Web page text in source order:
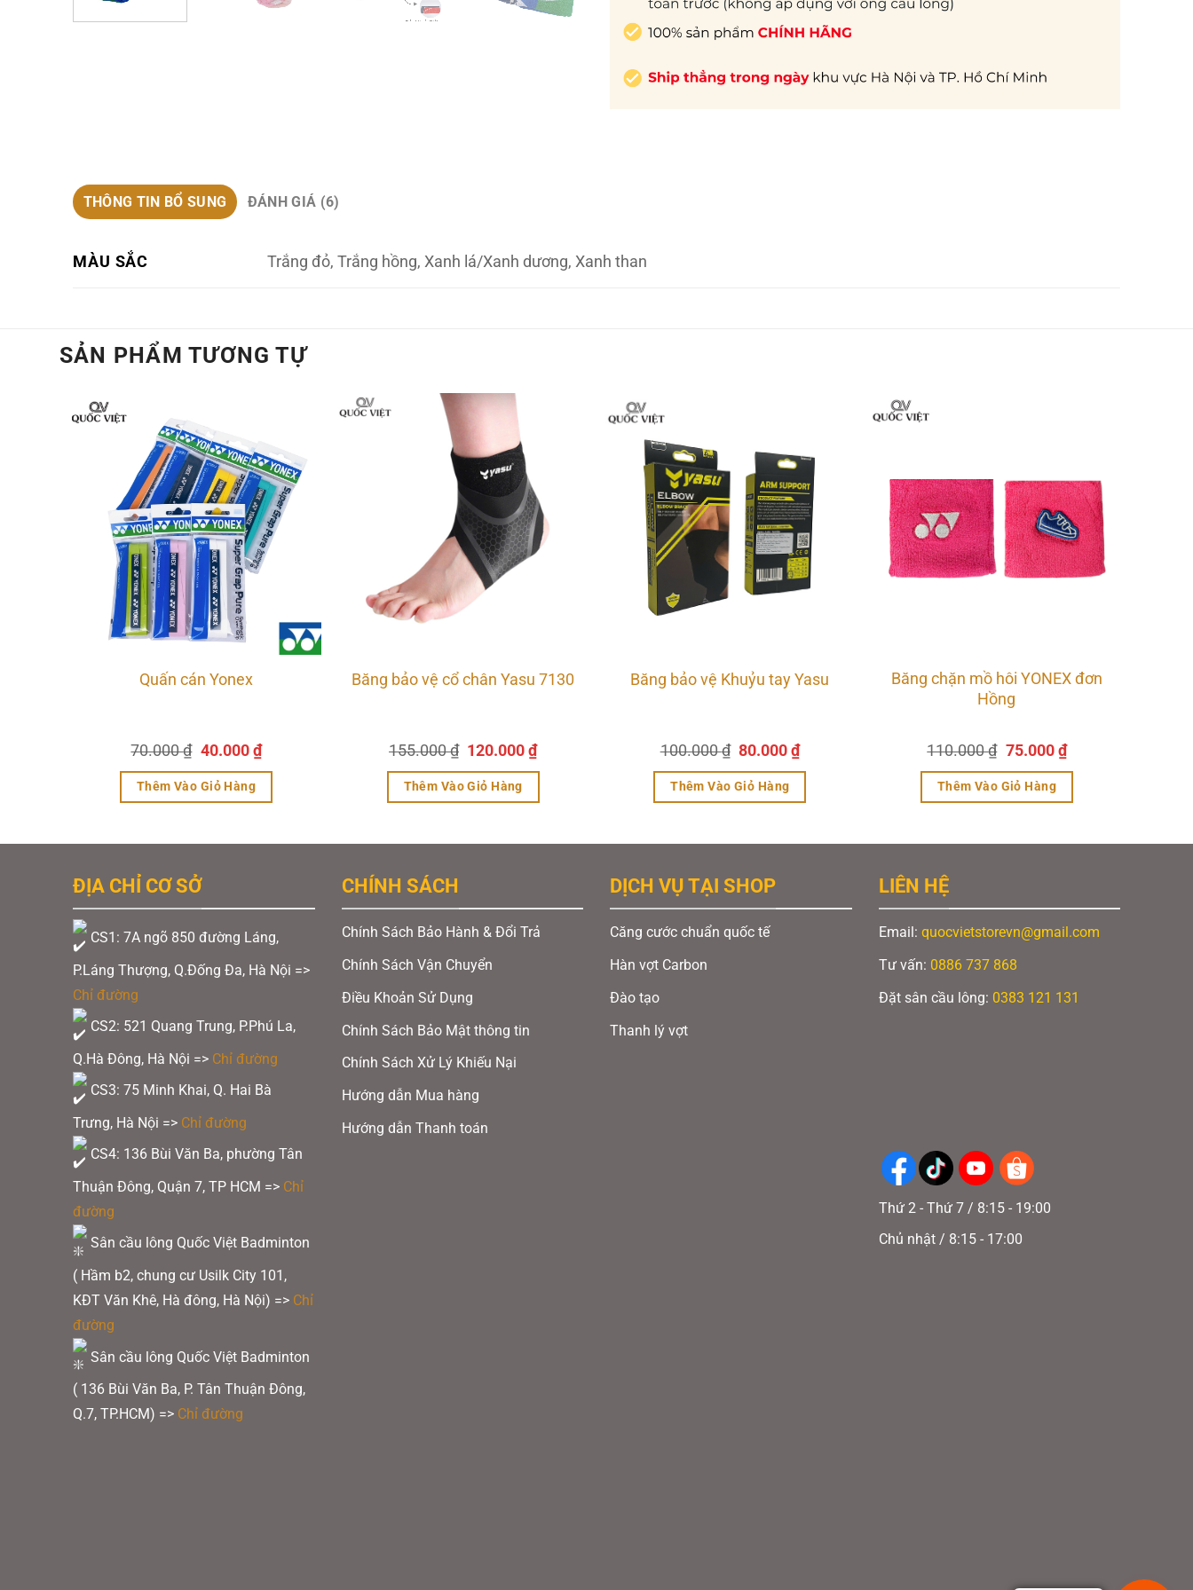
THÔNG TIN BỔ SUNG ĐÁNH GIÁ (6)
MÀU SẮC Trắng đỏ, Trắng hồng, Xanh lá/Xanh dương, Xanh than
SẢN PHẨM TƯƠNG TỰ
Quấn cán Yonex
70.000₫ Giá
là:
70.000 ₫.
40.000 ₫Giá
hiện
Thêm Vào Giỏ Hàng
Băng bảo vệ cổ chân Yasu 7130
155.000₫ Giá
là:
155.000 ₫.
120.000₫Giá
Thêm Vào Giỏ Hàng
Băng bảo vệ Khuỷu tay Yasu
100.000₫ Giá
là:
100.000 ₫.
80.000 ₫Giá
hiện
Thêm Vào Giỏ Hàng
Băng chặn mồ hôi YONEX đơn
Hồng
110.000₫ Giá
là:
110.000 ₫.
75.000 ₫Giá
hiện
Thêm Vào Giỏ Hàng
phẩm
nhiều
biến
thể.
Các
trên
trang
sản
phẩm
ĐỊA CHỈ CƠ SỞ
CS1: 7A ngõ 850 đường Láng,
P.Láng Thượng, Q.Đống Đa, Hà Nội =>
Chỉ đường
CS2: 521 Quang Trung, P.Phú La,
Q.Hà Đông, Hà Nội => Chỉ đường
CS3: 75 Minh Khai, Q. Hai Bà
Trưng, Hà Nội => Chỉ đường
CS4: 136 Bùi Văn Ba, phường Tân
Thuận Đông, Quận 7, TP HCM => Chỉ
đường
Sân cầu lông Quốc Việt Badminton
( Hầm b2, chung cư Usilk City 101,
KĐT Văn Khê, Hà đông, Hà Nội) => Chỉ
đường
Sân cầu lông Quốc Việt Badminton
( 136 Bùi Văn Ba, P. Tân Thuận Đông,
Q.7, TP.HCM) => Chỉ đường
CHÍNH SÁCH
Chính Sách Bảo Hành & Đổi Trả
Chính Sách Vận Chuyển
Điều Khoản Sử Dụng
Chính Sách Bảo Mật thông tin
Chính Sách Xử Lý Khiếu Nại
Hướng dẫn Mua hàng
Hướng dẫn Thanh toán
DỊCH VỤ TẠI SHOP
Căng cước chuẩn quốc tế
Hàn vợt Carbon
Đào tạo
Thanh lý vợt
LIÊN HỆ
Email: quocvietstorevn@gmail.com
Tư vấn: 0886 737 868
Đặt sân cầu lông: 0383 121 131
Thứ 2 - Thứ 7 / 8:15 - 19:00
Chủ nhật / 8:15 - 17:00